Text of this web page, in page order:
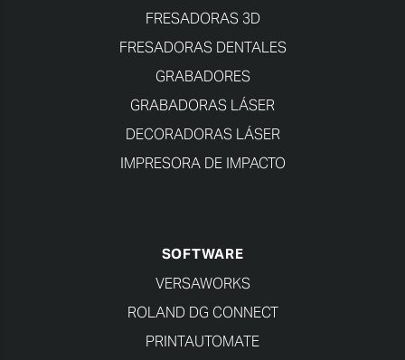
FRESADORAS 3D
FRESADORAS DENTALES
GRABADORES
GRABADORAS LÁSER
DECORADORAS LÁSER
IMPRESORA DE IMPACTO
SOFTWARE
VERSAWORKS
ROLAND DG CONNECT
PRINTAUTOMATE